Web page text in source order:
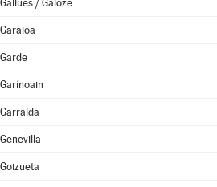
Gallués / Galoze
Garaioa
Garde
Garínoain
Garralda
Genevilla
Goizueta